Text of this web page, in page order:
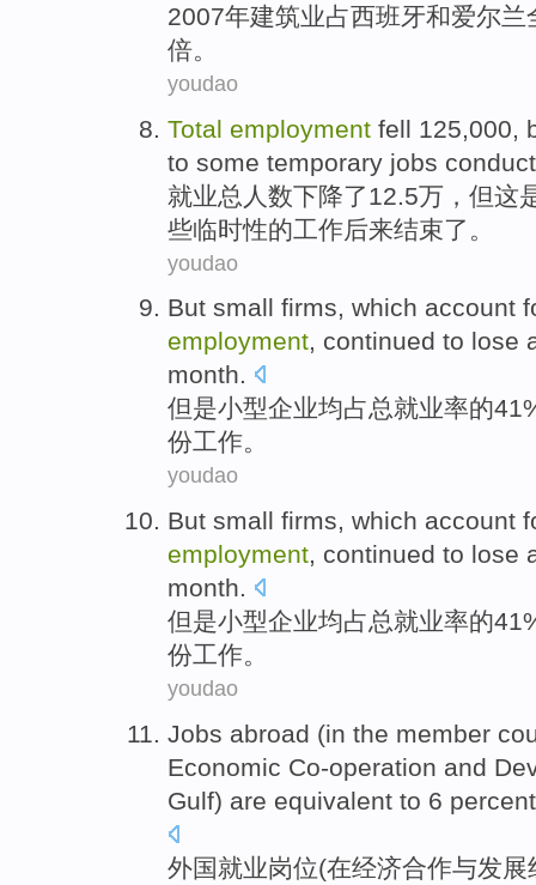
2007年建筑业占西班牙和爱尔兰
倍。
youdao
Total employment fell 125,000,
to some temporary jobs
就业总 人数下降了 12.5万， 但这
些临时性的工作后来结束了。
youdao
But small firms, which account
employment, continued to lose
month.
但是小型企业均占总就业率的
份工作。
youdao
But small firms, which account
employment, continued to lose
month.
但是小型企业均占总就业率的
份工作。
youdao
Jobs abroad (in the member
Economic Co-operation and
Gulf) are equivalent to 6
外国就业岗位(在经济合作与发展